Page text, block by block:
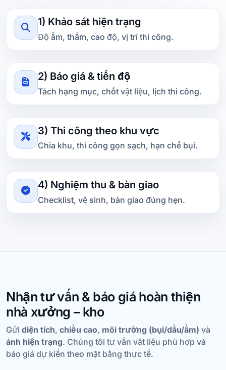
1) Khảo sát hiện trạng
Độ ẩm, thấm, cao độ, vị trí thi công.
2) Báo giá & tiến độ
Tách hạng mục, chốt vật liệu, lịch thi công.
3) Thi công theo khu vực
Chia khu, thi công gọn sạch, hạn chế bụi.
4) Nghiệm thu & bàn giao
Checklist, vệ sinh, bàn giao đúng hẹn.
Nhận tư vấn & báo giá hoàn thiện
nhà xưởng – kho
Gửi diện tích, chiều cao, môi trường (bụi/dầu/ẩm) và
ảnh hiện trạng. Chúng tôi tư vấn vật liệu phù hợp và
báo giá dự kiến theo mặt bằng thực tế.